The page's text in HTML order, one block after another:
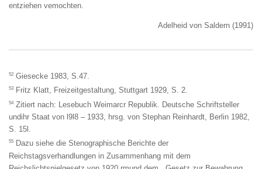
entziehen vemochten.
Adelheid von Saldern (1991)
52 Giesecke 1983, S.47.
53 Fritz Klatt, Freizeitgestaltung, Stuttgart 1929, S. 2.
54 Zitiert nach: Lesebuch Weimarcr Republik. Deutsche Schriftsteller
undihr Staat von l9l8 – 1933, hrsg. von Stephan Reinhardt, Berlin 1982,
S. 15l.
55
Dazu siehe die Stenographische Berichte der
Reichstagsverhandlungen in Zusammenhang mit dem